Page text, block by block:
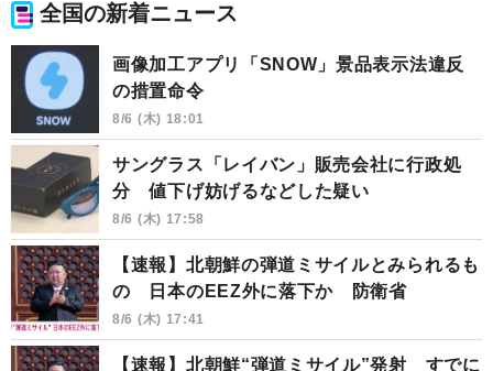
全国の新着ニュース
画像加工アプリ「SNOW」景品表示法違反
の措置命令
8/6 (木) 18:01
サングラス「レイバン」販売会社に行政処
分 値下げ妨げるなどした疑い
8/6 (木) 17:58
【速報】北朝鮮の弾道ミサイルとみられるも
の 日本のEEZ外に落下か 防衛省
8/6 (木) 17:41
【速報】北朝鮮“弾道ミサイル”発射 すでに